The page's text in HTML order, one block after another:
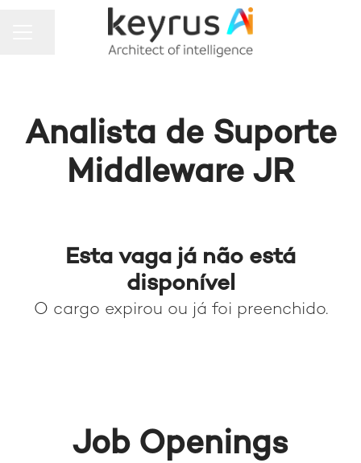
MENU DE CARREIRAS
Compartilhar a página
Analista de Suporte
Middleware JR
Esta vaga já não está
disponível
O cargo expirou ou já foi preenchido.
Job Openings